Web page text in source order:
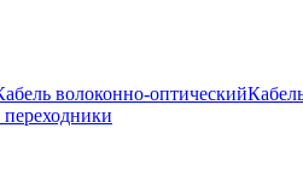
волоконно-оптический